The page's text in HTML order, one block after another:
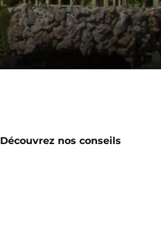
Découvrez nos conseils